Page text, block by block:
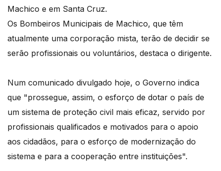
Machico e em Santa Cruz.
Os Bombeiros Municipais de Machico, que têm
atualmente uma corporação mista, terão de decidir se
serão profissionais ou voluntários, destaca o dirigente.
Num comunicado divulgado hoje, o Governo indica
que "prossegue, assim, o esforço de dotar o país de
um sistema de proteção civil mais eficaz, servido por
profissionais qualificados e motivados para o apoio
aos cidadãos, para o esforço de modernização do
sistema e para a cooperação entre instituições".